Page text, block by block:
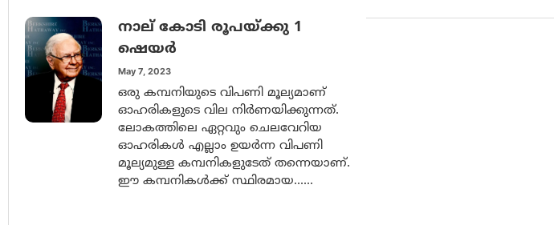
നാല് കോടി രൂപയ്ക്കു 1
ഷെയർ
May 7, 2023
ഒരു കമ്പനിയുടെ വിപണി മൂല്യമാണ്
ഓഹരികളുടെ വില നിർണയിക്കുന്നത്.
ലോകത്തിലെ ഏറ്റവും ചെലവേറിയ
ഓഹരികൾ എല്ലാം ഉയർന്ന വിപണി
മൂല്യമുള്ള കമ്പനികളുടേത് തന്നെയാണ്.
ഈ കമ്പനികൾക്ക് സ്ഥിരമായ......